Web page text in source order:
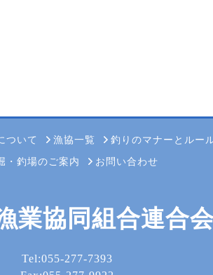
ついて 漁協一覧 釣りのマナーとルー
・釣場のご案内 お問い合わせ
業協同組合連合
Tel:055-277-7393